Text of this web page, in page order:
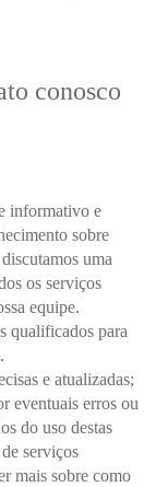
conosco
informativo e
sobre
uma
os serviços
equipe.
qualificados para
e atualizadas;
eventuais erros ou
do uso destas
serviços
mais sobre como